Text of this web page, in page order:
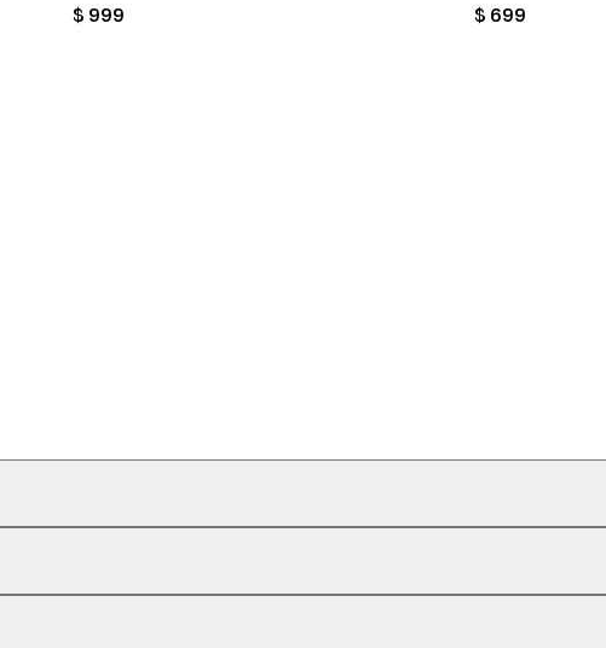
PRICE:
$ 999 PRICE:
$ 699